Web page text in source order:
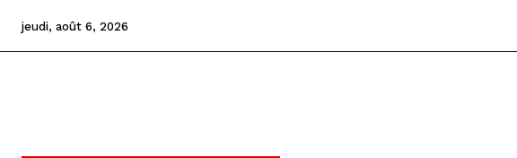
jeudi, août 6, 2026